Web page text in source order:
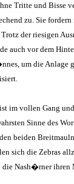
Tritte und
zu. Sie
der riesigen
auch vor dem
um die Anlage
im vollen Gang
Sinne des
beiden
sich die Zebras
die Nash�rner